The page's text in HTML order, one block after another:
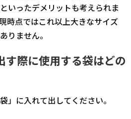
いったデメリットも考えられま
時点ではこれ以上大きなサイズ
りません。
す際に使用する袋はどの
」に入れて出してください。